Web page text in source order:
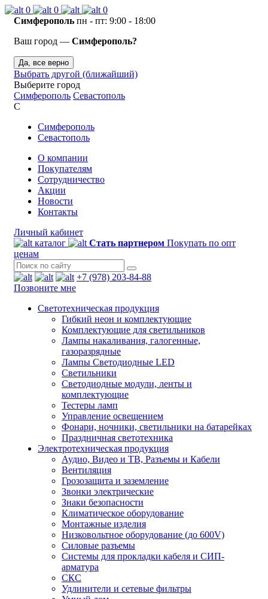
0 0
0
Симферополь пн - пт: 9:00 - 18:00
Ваш город — Симферополь?
Да, все верно
Выбрать другой (ближайший)
Выберите город
Симферополь Севастополь
С
Симферополь
Севастополь
О компании
Покупателям
Сотрудничество
Акции
Новости
Контакты
Личный кабинет
каталог
Стать партнером Покупать по опт
ценам
+7 (978) 203-84-88
Позвоните мне
Светотехническая продукция
Гибкий неон и комплектующие
Комплектующие для светильников
Лампы накаливания, галогенные,
газоразрядные
Лампы Светодиодные LED
Светильники
Светодиодные модули, ленты и
комплектующие
Тестеры ламп
Управление освещением
Фонари, ночники, светильники на батарейках
Праздничная светотехника
Электротехническая продукция
Аудио, Видео и ТВ, Разъемы и Кабели
Вентиляция
Грозозащита и заземление
Звонки электрические
Знаки безопасности
Климатическое оборудование
Монтажные изделия
Низковольтное оборудование (до 600V)
Силовые разъемы
Системы для прокладки кабеля и СИП-
арматура
СКС
Удлинители и сетевые фильтры